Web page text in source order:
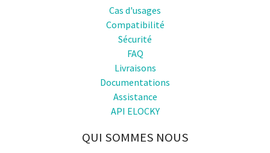
Cas d'usages
Compatibilité
Sécurité
FAQ
Livraisons
Documentations
Assistance
API ELOCKY
QUI SOMMES NOUS